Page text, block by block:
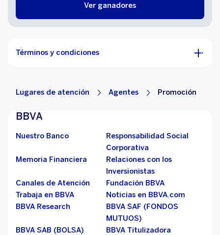
Ver ganadores
Términos y condiciones
Lugares de atención Agentes Promoción
BBVA
Nuestro Banco
Responsabilidad Social
Corporativa
Memoria Financiera
Relaciones con los
Inversionistas
Canales de Atención
Fundación BBVA
Trabaja en BBVA
Noticias en BBVA.com
BBVA Research
BBVA SAF (FONDOS
MUTUOS)
BBVA SAB (BOLSA)
BBVA Titulizadora